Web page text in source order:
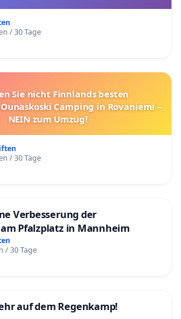
/ 30 Tage
Sie nicht Finnlands besten
Camping in Rovaniemi –
NEIN zum Umzug!
/ 30 Tage
Verbesserung der
Pfalzplatz in Mannheim
/ 30 Tage
auf dem Regenkamp!